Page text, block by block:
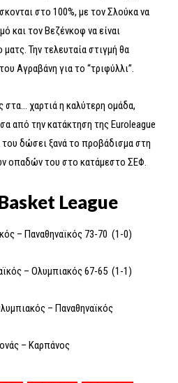
στο 100%, με τον Σλούκα να
και τον Βεζένκοφ να είναι
Την τελευταία στιγμή θα
Αγραβάνη για το “τριφύλλι”.
χαρτιά η καλύτερη ομάδα,
από την κατάκτηση της Euroleague
του δώσει ξανά το προβάδισμα στη
οπαδών του στο κατάμεστο ΣΕΦ.
Basket League
– Παναθηναϊκός 73-70 (1-0)
– Ολυμπιακός 67-65 (1-1)
– Παναθηναϊκός
– Καρπάνος